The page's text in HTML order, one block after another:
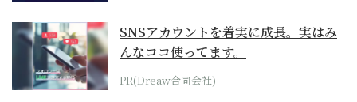
SNSアカウントを着実に成長。実はみ
んなココ使ってます。
PR(Dreaw合同会社)